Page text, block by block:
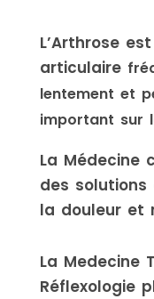
L’Arthrose
articulaire
lentement et
important sur
La Médecine
des solutions
la douleur et
La Medecine
Réflexologie